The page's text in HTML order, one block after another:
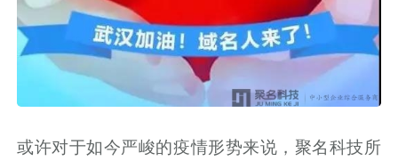
或许对于如今严峻的疫情形势来说，聚名科技所